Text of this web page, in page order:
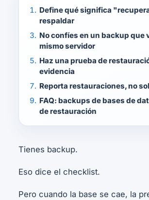
Define qué significa
respaldar
No confíes en un backup que
mismo servidor
Haz una prueba de
evidencia
Reporta restauraciones, no
FAQ: backups de bases de
de restauración
Tienes backup.
Eso dice el checklist.
Pero cuando la base se cae, la